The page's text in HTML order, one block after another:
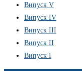
Випуск V
Випуск IV
Випуск III
Випуск II
Випуск I